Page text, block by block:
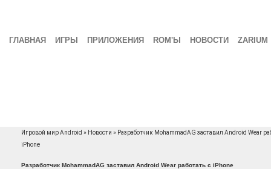
ГЛАВНАЯ ИГРЫ ПРИЛОЖЕНИЯ ROM'Ы НОВОСТИ ZARIUM
Игровой мир Android » Новости » Разработчик MohammadAG заставил Android Wear
iPhone
Разработчик MohammadAG заставил Android Wear работать с iPhone